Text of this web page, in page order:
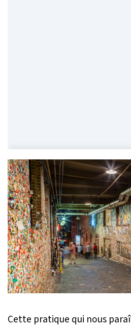
Cette pratique qui nous